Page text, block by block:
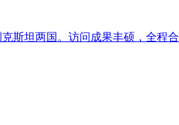
斯坦两国。访问成果丰硕，全程